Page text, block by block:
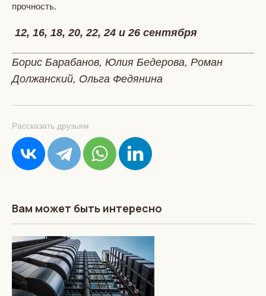
прочность.
12, 16, 18, 20, 22, 24 и 26 сентября
Борис Барабанов, Юлия Бедерова, Роман
Должанский, Ольга Федянина
Рассказать друзьям
Вам может быть интересно